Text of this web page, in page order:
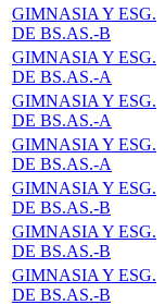
GIMNASIA Y ESG.
DE BS.AS.-B
GIMNASIA Y ESG.
DE BS.AS.-A
GIMNASIA Y ESG.
DE BS.AS.-A
GIMNASIA Y ESG.
DE BS.AS.-A
GIMNASIA Y ESG.
DE BS.AS.-B
GIMNASIA Y ESG.
DE BS.AS.-B
GIMNASIA Y ESG.
DE BS.AS.-B